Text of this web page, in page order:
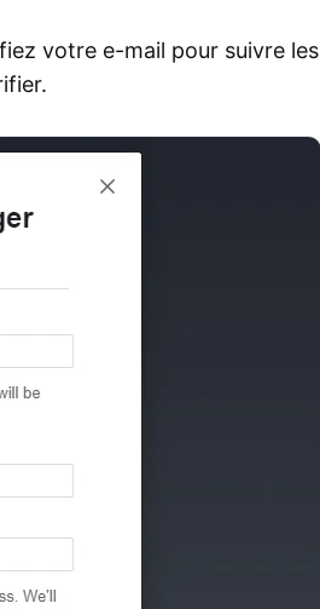
votre e-mail pour suivre les